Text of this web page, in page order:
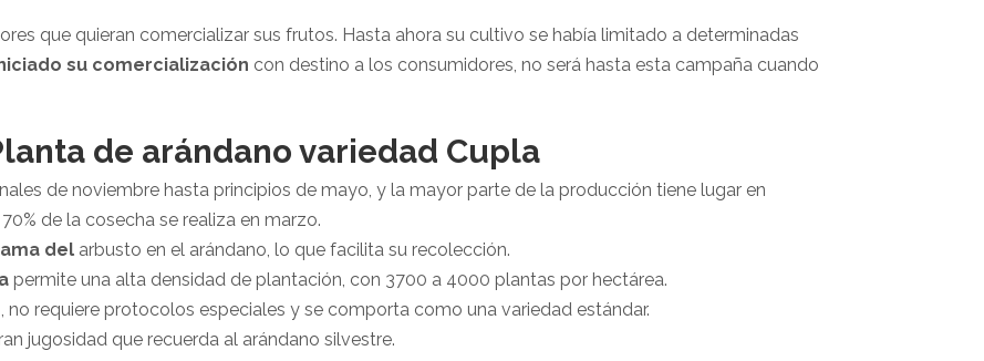
que quieran comercializar sus frutos. Hasta ahora su cultivo se había limitado a determinadas
su comercialización con destino a los consumidores, no será hasta esta campaña cuando
de arándano variedad Cupla
de noviembre hasta principios de mayo, y la mayor parte de la producción tiene lugar en
de la cosecha se realiza en marzo.
del arbusto en el arándano, lo que facilita su recolección.
permite una alta densidad de plantación, con 3700 a 4000 plantas por hectárea.
, no requiere protocolos especiales y se comporta como una variedad estándar.
jugosidad que recuerda al arándano silvestre.